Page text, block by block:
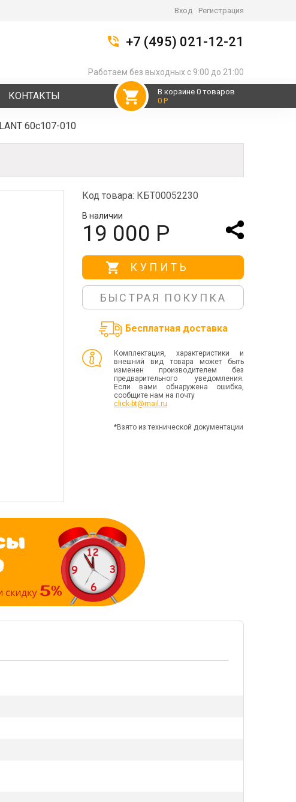
Вход Регистрация
+7 (495) 021-12-21
Работаем без выходных с 9:00 до 21:00
В корзине 0 товаров
0 Р
КОНТАКТЫ
60с107-010
Код товара: КБТ00052230
В наличии
19 000 Р
КУПИТЬ
БЫСТРАЯ ПОКУПКА
Бесплатная доставка
Комплектация, характеристики и
внешний вид товара может быть
изменен производителем без
предварительного уведомления.
Если вами обнаружена ошибка,
сообщите нам на почту
click-bt@mail.ru
*Взято из технической документации